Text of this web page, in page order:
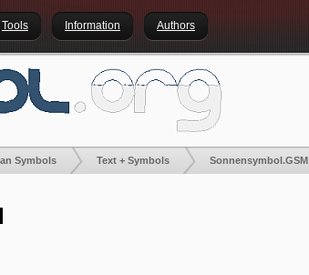
Tools Information Authors
Symbols Text + Symbols Sonnensymbol.GSM